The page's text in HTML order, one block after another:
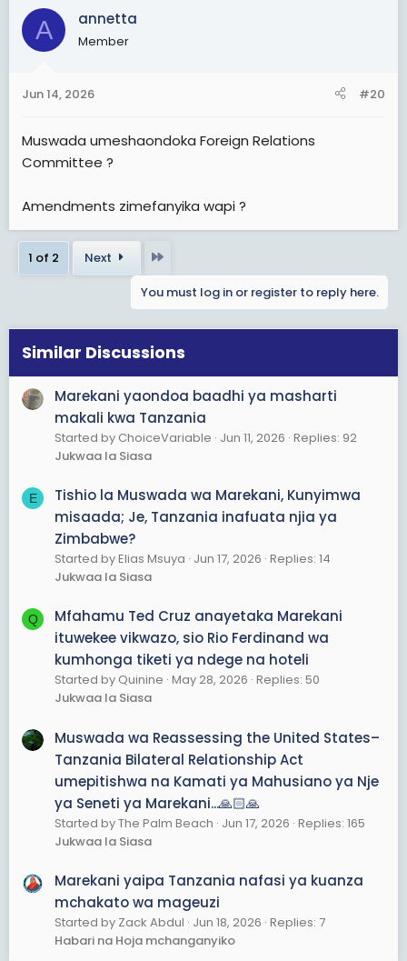
A annetta
Member
Jun 14, 2026 #20
Muswada umeshaondoka Foreign Relations
Committee ?
Amendments zimefanyika wapi ?
1 of 2 Next
You must log in or register to reply here.
Similar Discussions
Marekani yaondoa baadhi ya masharti
makali kwa Tanzania
Started by ChoiceVariable Jun 11, 2026 Replies: 92
Jukwaa la Siasa
E
Tishio la Muswada wa Marekani, Kunyimwa
misaada; Je, Tanzania inafuata njia ya
Zimbabwe?
Started by Elias Msuya Jun 17, 2026 Replies: 14
Jukwaa la Siasa
Q
Mfahamu Ted Cruz anayetaka Marekani
ituwekee vikwazo, sio Rio Ferdinand wa
kumhonga tiketi ya ndege na hoteli
Started by Quinine May 28, 2026 Replies: 50
Jukwaa la Siasa
Muswada wa Reassessing the United States–
Tanzania Bilateral Relationship Act
umepitishwa na Kamati ya Mahusiano ya Nje
ya Seneti ya Marekani...🙏🏻🙏
Started by The Palm Beach Jun 17, 2026 Replies: 165
Jukwaa la Siasa
Marekani yaipa Tanzania nafasi ya kuanza
mchakato wa mageuzi
Started by Zack Abdul Jun 18, 2026 Replies: 7
Habari na Hoja mchanganyiko